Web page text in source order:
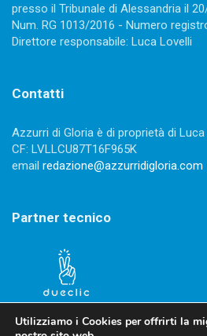
presso il Tribunale di Alessandria il
Num. RG 1013/2016 - Numero
Direttore responsabile: Luca Lovelli
Contatti
Azzurri di Gloria è di proprietà di Luca
CF: LVLLCU87T16F965K
email redazione@azzurridigloria.com
Partner tecnico
Utilizziamo i Cookies per offrirti la